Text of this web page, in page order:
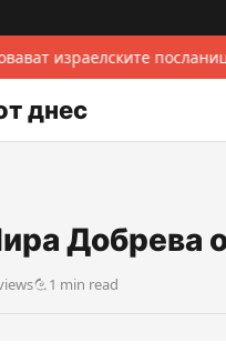
израелските
днес
Добрева
1 min read